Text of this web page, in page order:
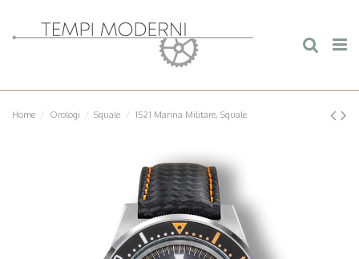
Home Orologi Squale 1521 Marina Militare, Squale